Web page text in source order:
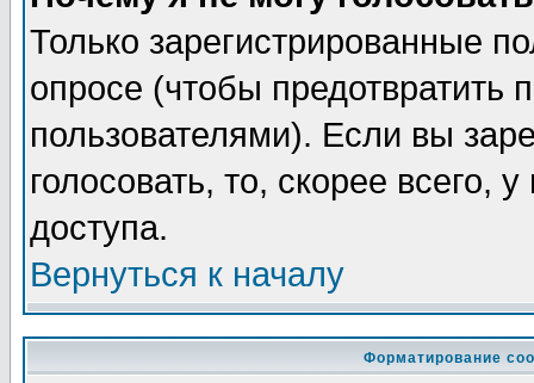
Только зарегистрированные
опросе (чтобы предотвратить
пользователями). Если вы
голосовать, то, скорее всего,
доступа.
Вернуться к началу
Форматирование